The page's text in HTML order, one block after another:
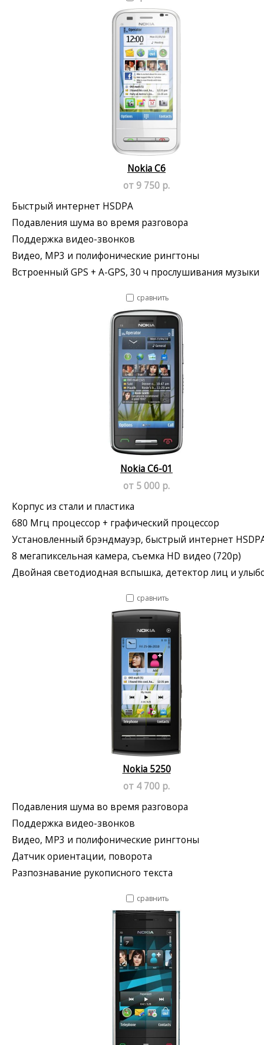
Nokia C6
от 9 750 р.
Быстрый интернет HSDPA
Подавления шума во время разговора
Поддержка видео-звонков
Видео, MP3 и полифонические рингтоны
Встроенный GPS + A-GPS, 30 ч прослушивания музыки
сравнить
Nokia C6-01
от 5 000 р.
Корпус из стали и пластика
680 Мгц процессор + графический процессор
Установленный брэндмауэр, быстрый интернет
8 мегапиксельная камера, съемка HD видео (720p)
Двойная светодиодная вспышка, детектор лиц и
сравнить
Nokia 5250
от 4 700 р.
Подавления шума во время разговора
Поддержка видео-звонков
Видео, MP3 и полифонические рингтоны
Датчик ориентации, поворота
Разпознавание рукописного текста
сравнить